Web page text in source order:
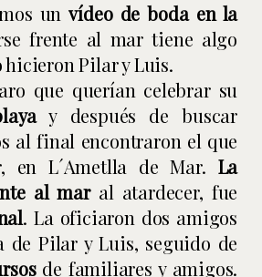
unvídeo de boda en la
frente al mar tiene algo
hicieron Pilar y Luis.
que querían celebrar su
y después de buscar
al final encontraron el que
en L´Ametlla de Mar. La
al maral atardecer, fue
. La oficiaron dos amigos
de Pilar y Luis, seguido de
de familiares y amigos.